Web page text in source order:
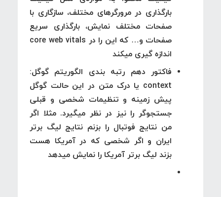
بارگذاری در مرورگرهای مختلف، سازگاری با
صفحات مختلف نمایش، بارگذاری سریع
صفحات و… که این را در core web vitals
اندازه گیری میکند
فاکتور دهم رتبه بندی الگوریتم گوگل:
context یا درک متن در این حالت گوگل
پیش زمینه و تنظیمات شخصی و قبلی
جستجوگر را نیز در نظر میگیرد. مثلا اگر
من نتایج فوتبال را بزنم نتایج لیگ برتر
ایران و اگر شخصی که در آمریکا هست
بزند لیگ برتر آمریکا را نمایش میدهد